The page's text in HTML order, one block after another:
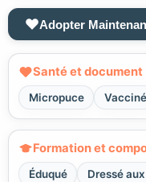
Adopter
Santé et document
Micropuce Vacciné
Formation et
Éduqué Dressé